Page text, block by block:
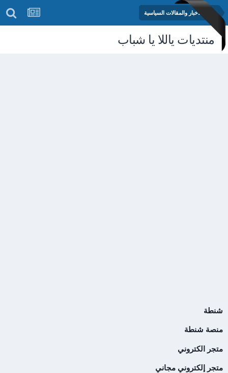
منتدى الأخبار والمقالات السياسية
منتديات ياللا يا شباب
شنطة
منصة شنطة
متجر الكتروني
متجر إلكتروني مجاني